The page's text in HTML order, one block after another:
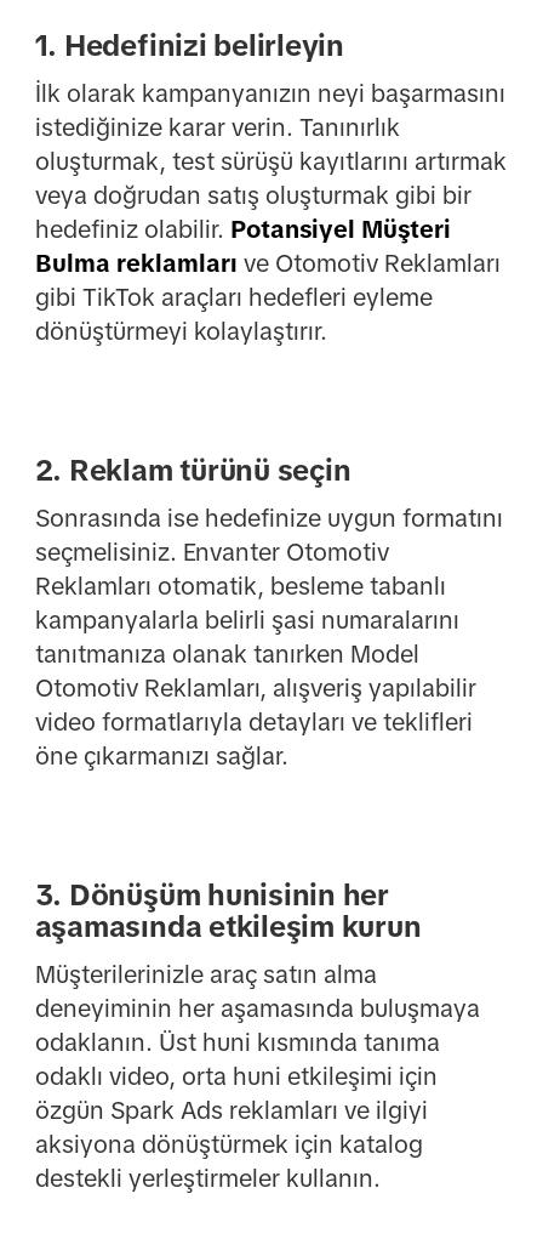
1. Hedefinizi belirleyin
İlk olarak kampanyanızın neyi başarmasını
istediğinize karar verin. Tanınırlık
oluşturmak, test sürüşü kayıtlarını artırmak
veya doğrudan satış oluşturmak gibi bir
hedefiniz olabilir. Potansiyel Müşteri
Bulma reklamları ve Otomotiv Reklamları
gibi TikTok araçları hedefleri eyleme
dönüştürmeyi kolaylaştırır.
2. Reklam türünü seçin
Sonrasında ise hedefinize uygun formatını
seçmelisiniz. Envanter Otomotiv
Reklamları otomatik, besleme tabanlı
kampanyalarla belirli şasi numaralarını
tanıtmanıza olanak tanırken Model
Otomotiv Reklamları, alışveriş yapılabilir
video formatlarıyla detayları ve teklifleri
öne çıkarmanızı sağlar.
3. Dönüşüm hunisinin her
aşamasında etkileşim kurun
Müşterilerinizle araç satın alma
deneyiminin her aşamasında buluşmaya
odaklanın. Üst huni kısmında tanıma
odaklı video, orta huni etkileşimi için
özgün Spark Ads reklamları ve ilgiyi
aksiyona dönüştürmek için katalog
destekli yerleştirmeler kullanın.